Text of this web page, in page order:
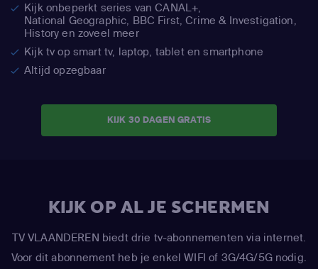
Kijk onbeperkt series van CANAL+,
National Geographic, BBC First, Crime & Investigation,
History en zoveel meer
Kijk tv op smart tv, laptop, tablet en smartphone
Altijd opzegbaar
KIJK 30 DAGEN GRATIS
KIJK OP AL JE SCHERMEN
TV VLAANDEREN biedt drie tv-abonnementen via internet.
Voor dit abonnement heb je enkel WIFI of 3G/4G/5G nodig.